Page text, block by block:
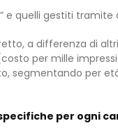
e quelli gestiti
a differenza di
per mille
segmentando per
per ogni